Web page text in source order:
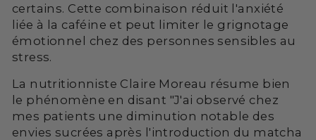
certains. Cette combinaison réduit l'anxiété
liée à la caféine et peut limiter le grignotage
émotionnel chez des personnes sensibles au
stress.
La nutritionniste Claire Moreau résume bien
le phénomène en disant "J'ai observé chez
mes patients une diminution notable des
envies sucrées après l'introduction du matcha